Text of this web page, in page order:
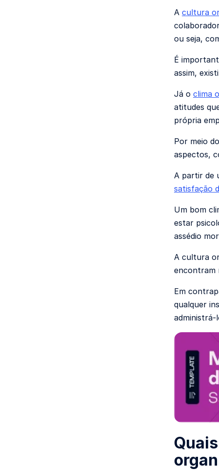
A cultura
ou seja,
É
assim,
Já o clima
atitudes
própria
Por meio
aspectos,
A partir de
satisfação
Um bom
estar
assédio
A cultura
encontram
Em
qualquer
administrá-